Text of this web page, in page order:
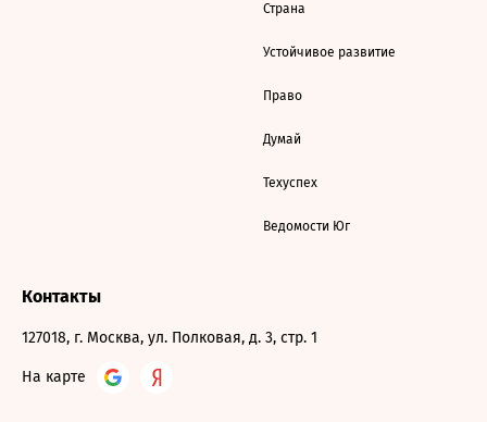
Страна
Устойчивое развитие
Право
Думай
Техуспех
Ведомости Юг
Контакты
127018, г. Москва, ул. Полковая, д. 3, стр. 1
На карте